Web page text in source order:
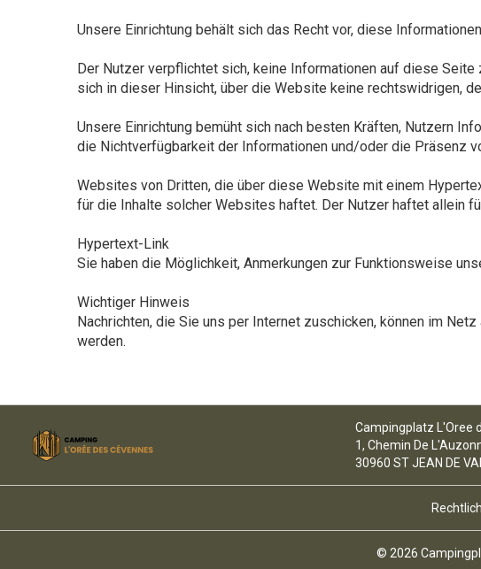
Unsere Einrichtung behält sich das Recht vor, diese
Der Nutzer verpflichtet sich, keine Informationen auf diese
sich in dieser Hinsicht, über die Website keine rechtswidrigen,
Unsere Einrichtung bemüht sich nach besten Kräften, Nutzern
die Nichtverfügbarkeit der Informationen und/oder die Präsenz
Websites von Dritten, die über diese Website mit einem
für die Inhalte solcher Websites haftet. Der Nutzer haftet allein
Hypertext-Link
Sie haben die Möglichkeit, Anmerkungen zur Funktionsweise
Wichtiger Hinweis
Nachrichten, die Sie uns per Internet zuschicken, können im
werden.
Campingplatz L'Oree
1, Chemin De
30960 ST JEAN DE
© 2026